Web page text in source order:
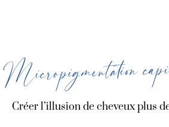
Micropigmentation
Créer l’illusion de cheveux plus